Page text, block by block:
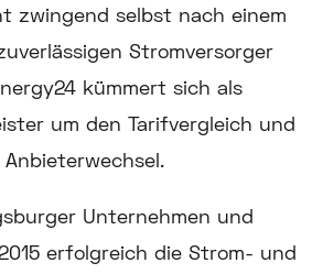
zwingend selbst nach einem
Stromversorger
kümmert sich als
um den Tarifvergleich und
Unternehmen und
erfolgreich die Strom- und